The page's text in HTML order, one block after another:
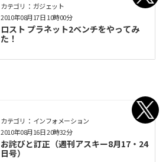
カテゴリ： ガジェット
ロスト プラネット2ベンチをやってみ
た！
2010年08月17日 10時00分
カテゴリ： インフォメーション
お詫びと訂正（週刊アスキー8月17・24
日号）
2010年08月16日 20時32分